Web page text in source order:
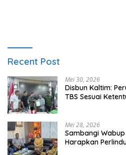
Recent Post
Mei 30, 2026
Disbun Kaltim:
TBS Sesuai
Mei 28, 2026
Sambangi Wabup
Harapkan